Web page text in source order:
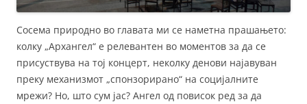
Сосема природно во главата ми се наметна прашањето:
колку „Архангел“ е релевантен во моментов за да се
присуствува на тој концерт, неколку денови најавуван
преку механизмот „спонзорирано“ на социјалните
мрежи? Но, што сум јас? Ангел од повисок ред за да